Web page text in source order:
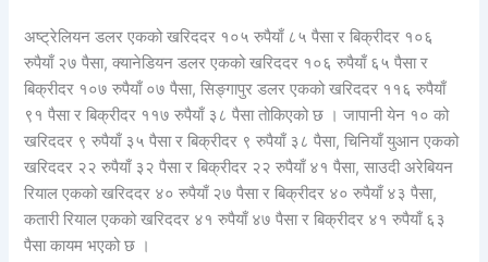
अष्ट्रेलियन डलर एकको खरिददर १०५ रुपैयाँ ८५ पैसा र बिक्रीदर १०६
रुपैयाँ २७ पैसा, क्यानेडियन डलर एकको खरिददर १०६ रुपैयाँ ६५ पैसा र
बिक्रीदर १०७ रुपैयाँ ०७ पैसा, सिङ्गापुर डलर एकको खरिददर ११६ रुपैयाँ
९१ पैसा र बिक्रीदर ११७ रुपैयाँ ३८ पैसा तोकिएको छ । जापानी येन १० को
खरिददर ९ रुपैयाँ ३५ पैसा र बिक्रीदर ९ रुपैयाँ ३८ पैसा, चिनियाँ युआन एकको
खरिददर २२ रुपैयाँ ३२ पैसा र बिक्रीदर २२ रुपैयाँ ४१ पैसा, साउदी अरेबियन
रियाल एकको खरिददर ४० रुपैयाँ २७ पैसा र बिक्रीदर ४० रुपैयाँ ४३ पैसा,
कतारी रियाल एकको खरिददर ४१ रुपैयाँ ४७ पैसा र बिक्रीदर ४१ रुपैयाँ ६३
पैसा कायम भएको छ ।